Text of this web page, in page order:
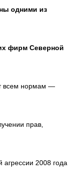
одними из
фирм Северной
всем нормам —
прав,
агрессии 2008 года